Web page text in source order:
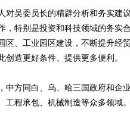
吴委员长的精辟分析和务实建
，特别是投资和科技领域的务实
区、工业园区建设，不断提升经
创造更好条件、提供更多便利。
方同白、乌、哈三国政府和企
工程承包、机械制造等众多领域。